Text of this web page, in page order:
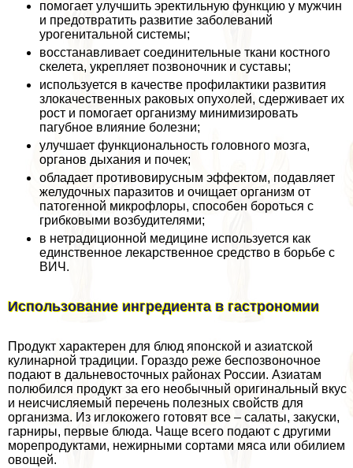
помогает улучшить эректильную функцию у мужчин
и предотвратить развитие заболеваний
урогeнитaльной системы;
восстанавливает соединительные ткани костного
скелета, укрепляет позвоночник и суставы;
используется в качестве профилактики развития
злокачественных paковых опухолей, сдерживает их
рост и помогает организму минимизировать
пагубное влияние болезни;
улучшает функциональность головного мозга,
органов дыхания и почек;
обладает противовирусным эффектом, подавляет
желудочных паразитов и очищает организм от
патогенной микрофлоры, способен бороться с
грибковыми возбудителями;
в нетрадиционной медицине используется как
единственное лекарственное средство в борьбе с
ВИЧ.
Использование ингредиента в гастрономии
Продукт хаpaктерен для блюд японской и азиатской
кулинарной традиции. Гораздо реже беспозвоночное
подают в дальневосточных районах России. Азиатам
полюбился продукт за его необычный оригинальный вкус
и неисчисляемый перечень полезных свойств для
организма. Из иглокожего готовят все – салаты, закуски,
гарниры, первые блюда. Чаще всего подают с другими
морепродуктами, нежирными сортами мяса или обилием
овощей.